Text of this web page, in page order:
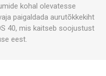
kohal olevatesse
paigaldada aurutõkkekiht
40, mis kaitseb soojustust
eest.